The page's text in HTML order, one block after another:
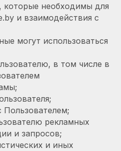
необходимы для
и взаимодействия с
могут использоваться
в том числе в
Пользователем;
рекламных
и запросов;
и иных